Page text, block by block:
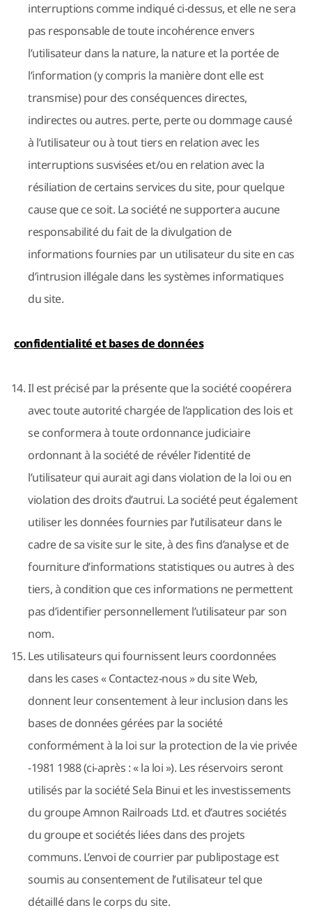
interruptions comme indiqué ci-dessus, et elle ne sera
pas responsable de toute incohérence envers
l’utilisateur dans la nature, la nature et la portée de
l’information (y compris la manière dont elle est
transmise) pour des conséquences directes,
indirectes ou autres. perte, perte ou dommage causé
à l’utilisateur ou à tout tiers en relation avec les
interruptions susvisées et/ou en relation avec la
résiliation de certains services du site, pour quelque
cause que ce soit. La société ne supportera aucune
responsabilité du fait de la divulgation de
informations fournies par un utilisateur du site en cas
d’intrusion illégale dans les systèmes informatiques
du site.
confidentialité et bases de données
Il est précisé par la présente que la société coopérera
avec toute autorité chargée de l’application des lois et
se conformera à toute ordonnance judiciaire
ordonnant à la société de révéler l’identité de
l’utilisateur qui aurait agi dans violation de la loi ou en
violation des droits d’autrui. La société peut également
utiliser les données fournies par l’utilisateur dans le
cadre de sa visite sur le site, à des fins d’analyse et de
fourniture d’informations statistiques ou autres à des
tiers, à condition que ces informations ne permettent
pas d’identifier personnellement l’utilisateur par son
nom.
Les utilisateurs qui fournissent leurs coordonnées
dans les cases « Contactez-nous » du site Web,
donnent leur consentement à leur inclusion dans les
bases de données gérées par la société
conformément à la loi sur la protection de la vie privée
-1981 1988 (ci-après : « la loi »). Les réservoirs seront
utilisés par la société Sela Binui et les investissements
du groupe Amnon Railroads Ltd. et d’autres sociétés
du groupe et sociétés liées dans des projets
communs. L’envoi de courrier par publipostage est
soumis au consentement de l’utilisateur tel que
détaillé dans le corps du site.